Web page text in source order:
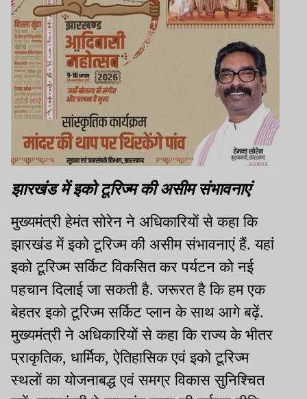
झारखंड में इको टूरिज्म की असीम संभावनाएं
मुख्यमंत्री हेमंत सोरेन ने अधिकारियों से कहा कि
झारखंड में इको टूरिज्म की असीम संभावनाएं हैं. यहां
इको टूरिज्म सर्किट विकसित कर पर्यटन को नई
पहचान दिलाई जा सकती है. जरूरत है कि हम एक
बेहतर इको टूरिज्म सर्किट प्लान के साथ आगे बढ़ें.
मुख्यमंत्री ने अधिकारियों से कहा कि राज्य के भीतर
प्राकृतिक, धार्मिक, ऐतिहासिक एवं इको टूरिज्म
स्थलों का योजनाबद्ध एवं समग्र विकास सुनिश्चित